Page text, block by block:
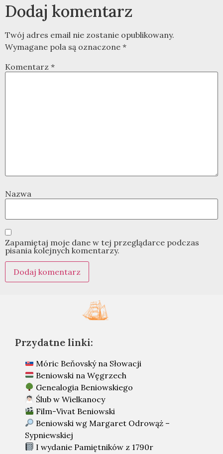
Dodaj komentarz
Twój adres email nie zostanie opublikowany.
Wymagane pola są oznaczone *
Komentarz *
Nazwa
Zapamiętaj moje dane w tej przeglądarce podczas
pisania kolejnych komentarzy.
Przydatne linki:
Móric Beňovský na Słowacji
Beniowski na Węgrzech
Genealogia Beniowskiego
Ślub w Wielkanocy
Film-Vivat Beniowski
Beniowski wg Margaret Odrowąż –
Sypniewskiej
I wydanie Pamiętników z 1790r